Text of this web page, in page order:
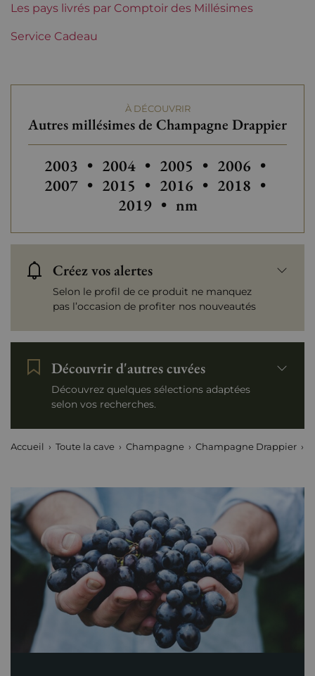
Maisons de Champagne Drappier
Tranche de prix
Les pays livrés par Comptoir des Millésimes
Service Cadeau
À DÉCOUVRIR
Autres millésimes de Champagne Drappier
Autres millésimes de Champagne
2003 • Autres millésimes de
2004 • Autres millésimes de
2005 • Autres
2006 •
2007 • 2015 • Autres millésimes de
2016 • Autres
2018 •
2019 • nm
Créez vos alertes
Selon le profil de ce produit ne manquez
pas l’occasion de profiter nos nouveautés
Découvrir d'autres cuvées
Découvrez quelques sélections adaptées
selon vos recherches.
Accueil Toute la cave Champagne Champagne Drappier